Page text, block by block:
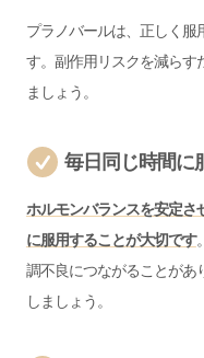
プラノバールは、正しく服
す。副作用リスクを減らす
ましょう。
毎日同じ時間に
ホルモンバランスを安定さ
に服用することが大切です
調不良につながることがあ
しましょう。